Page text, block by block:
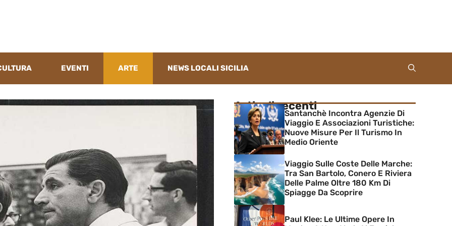
EVENTI ARTE NEWS LOCALI SICILIA
Articoli recenti
Santanchè Incontra Agenzie Di
Viaggio E Associazioni Turistiche:
Nuove Misure Per Il Turismo In
Medio Oriente
Viaggio Sulle Coste Delle Marche:
Tra San Bartolo, Conero E Riviera
Delle Palme Oltre 180 Km Di
Spiagge Da Scoprire
Paul Klee: Le Ultime Opere In